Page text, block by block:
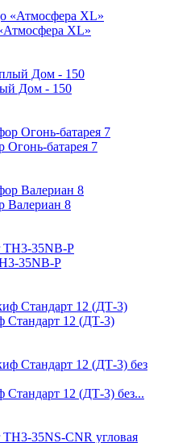
XL»
Дом - 150
Огонь-батарея 7
Валериан 8
35NB-P
12 (ДТ-3)
12 (ДТ-3) без...